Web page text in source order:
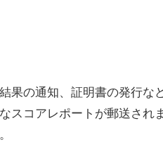
果の通知、証明書の発行な
スコアレポートが郵送さ